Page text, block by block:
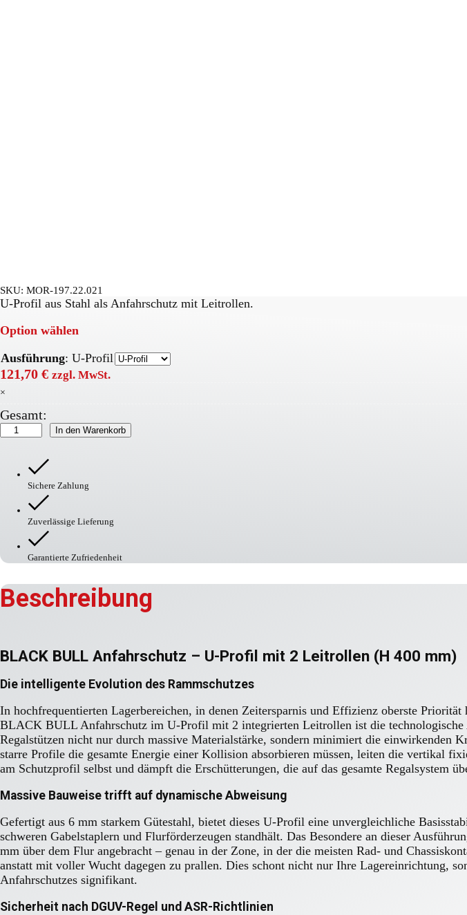
SKU: MOR-197.22.021
U-Profil aus Stahl als Anfahrschutz mit Leitrollen.
Option wählen
Ausführung: U-Profil
121,70 € zzgl. MwSt.
×
Gesamt:
BLACK
BULL
Leitrolle
Menge
In den Warenkorb
Sichere Zahlung
Zuverlässige Lieferung
Garantierte Zufriedenheit
Beschreibung
BLACK BULL Anfahrschutz – U-Profil mit 2 Leitrollen (H 400 mm)
Die intelligente Evolution des Rammschutzes
In hochfrequentierten Lagerbereichen, in denen Zeitersparnis und Effizienz oberste
BLACK BULL Anfahrschutz im U-Profil mit 2 integrierten Leitrollen ist die
Regalstützen nicht nur durch massive Materialstärke, sondern minimiert die
starre Profile die gesamte Energie einer Kollision absorbieren müssen, leiten die vertikal
am Schutzprofil selbst und dämpft die Erschütterungen, die auf das gesamte Regalsystem
Massive Bauweise trifft auf dynamische Abweisung
Gefertigt aus 6 mm starkem Gütestahl, bietet dieses U-Profil eine unvergleichliche
schweren Gabelstaplern und Flurförderzeugen standhält. Das Besondere an dieser
mm über dem Flur angebracht – genau in der Zone, in der die meisten Rad- und
anstatt mit voller Wucht dagegen zu prallen. Dies schont nicht nur Ihre Lagereinrichtung,
Anfahrschutzes signifikant.
Sicherheit nach DGUV-Regel und ASR-Richtlinien